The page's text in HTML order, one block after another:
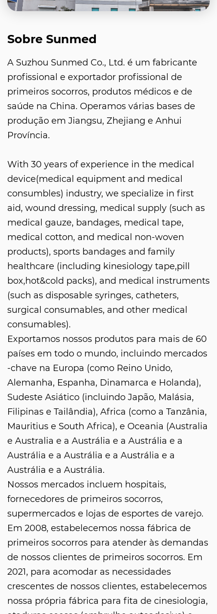
Sobre Sunmed
A Suzhou Sunmed Co., Ltd. é um fabricante
profissional e exportador profissional de
primeiros socorros, produtos médicos e de
saúde na China. Operamos várias bases de
produção em Jiangsu, Zhejiang e Anhui
Província.
With 30 years of experience in the medical
device(medical equipment and medical
consumbles) industry, we specialize in first
aid, wound dressing, medical supply (such as
medical gauze, bandages, medical tape,
medical cotton, and medical non-woven
products), sports bandages and family
healthcare (including kinesiology tape,pill
box,hot&cold packs), and medical instruments
(such as disposable syringes, catheters,
surgical consumables, and other medical
consumables).
Exportamos nossos produtos para mais de 60
países em todo o mundo, incluindo mercados
-chave na Europa (como Reino Unido,
Alemanha, Espanha, Dinamarca e Holanda),
Sudeste Asiático (incluindo Japão, Malásia,
Filipinas e Tailândia), Africa (como a Tanzânia,
Mauritius e South Africa), e Oceania (Australia
e Australia e a Austrália e a Austrália e a
Austrália e a Austrália e a Austrália e a
Austrália e a Austrália.
Nossos mercados incluem hospitais,
fornecedores de primeiros socorros,
supermercados e lojas de esportes de varejo.
Em 2008, estabelecemos nossa fábrica de
primeiros socorros para atender às demandas
de nossos clientes de primeiros socorros. Em
2021, para acomodar as necessidades
crescentes de nossos clientes, estabelecemos
nossa própria fábrica para fita de cinesiologia,